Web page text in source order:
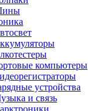
компьютеры
устройства
и связь